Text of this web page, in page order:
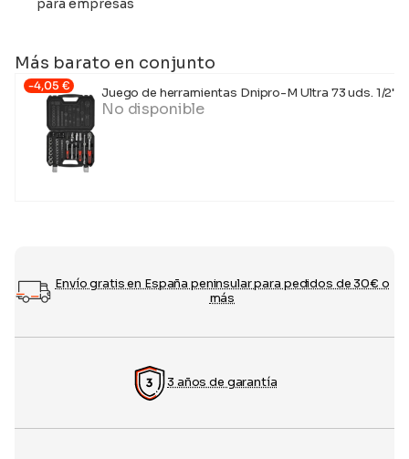
para empresas
Más barato en conjunto
-4,05€ Juego de herramientas Dnipro-M Ultra 73 uds. 1/
No disponible
Envío gratis en España peninsular para pedidos de 30€ o
más
3 años de garantía